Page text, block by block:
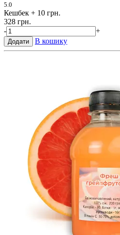
5.0
Кешбек + 10 грн.
328 грн.
-
+
Додати В кошику